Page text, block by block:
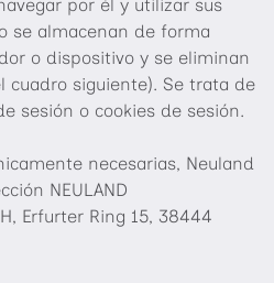
por él y utilizar sus
se almacenan de forma
o dispositivo y se eliminan
cuadro siguiente). Se trata de
sesión o cookies de sesión.
necesarias, Neuland
NEULAND
Erfurter Ring 15, 38444